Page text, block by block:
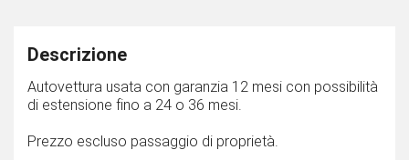
Descrizione
Autovettura usata con garanzia 12 mesi con possibilità
di estensione fino a 24 o 36 mesi.
Prezzo escluso passaggio di proprietà.